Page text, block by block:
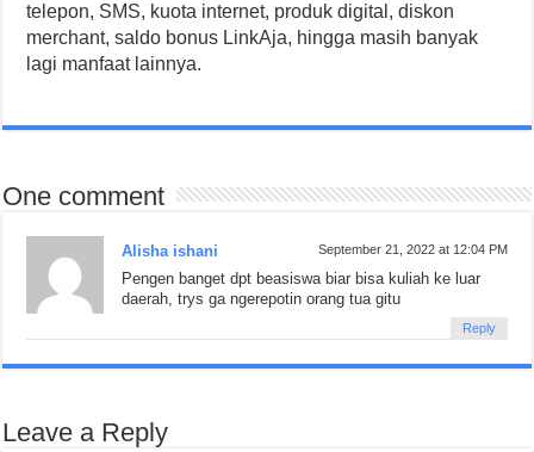
telepon, SMS, kuota internet, produk digital, diskon
merchant, saldo bonus LinkAja, hingga masih banyak
lagi manfaat lainnya.
One comment
Alisha ishani September 21, 2022 at 12:04 PM
Pengen banget dpt beasiswa biar bisa kuliah ke luar
daerah, trys ga ngerepotin orang tua gitu
Reply
Leave a Reply